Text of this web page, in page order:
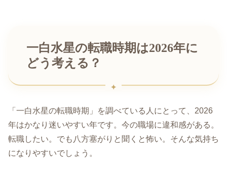
一白水星の転職時期は2026年に
どう考える？
「一白水星の転職時期」を調べている人にとって、2026
年はかなり迷いやすい年です。今の職場に違和感がある。
転職したい。でも八方塞がりと聞くと怖い。そんな気持ち
になりやすいでしょう。